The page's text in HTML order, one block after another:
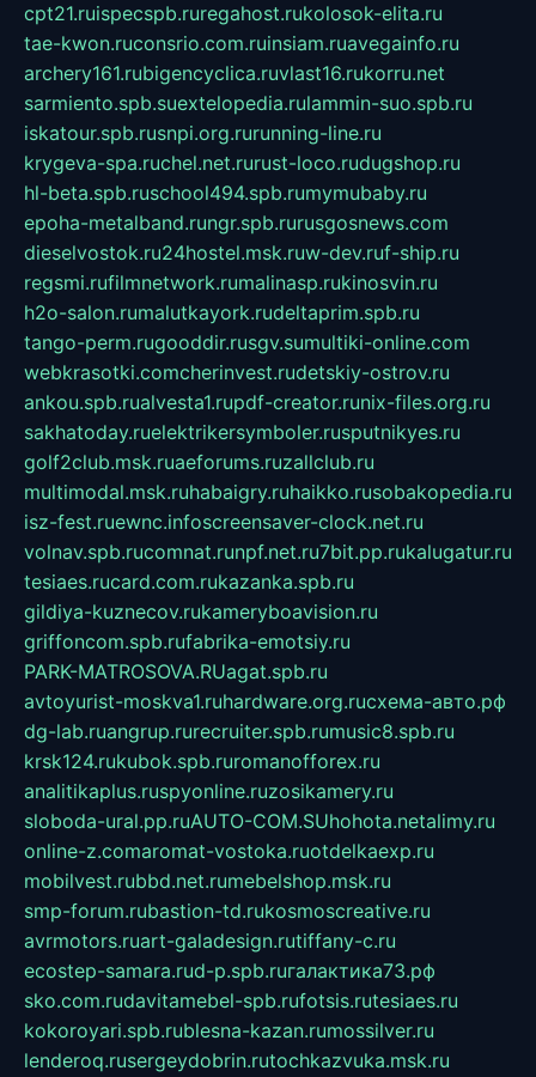
cpt21.ruispecspb.ruregahost.rukolosok-elita.ru
tae-kwon.ruconsrio.com.ruinsiam.ruavegainfo.ru
archery161.rubigencyclica.ruvlast16.rukorru.net
sarmiento.spb.suextelopedia.rulammin-suo.spb.ru
iskatour.spb.rusnpi.org.rurunning-line.ru
krygeva-spa.ruchel.net.rurust-loco.rudugshop.ru
hl-beta.spb.ruschool494.spb.rumymubaby.ru
epoha-metalband.rungr.spb.rurusgosnews.com
dieselvostok.ru24hostel.msk.ruw-dev.ruf-ship.ru
regsmi.rufilmnetwork.rumalinasp.rukinosvin.ru
h2o-salon.rumalutkayork.rudeltaprim.spb.ru
tango-perm.rugooddir.rusgv.sumultiki-online.com
webkrasotki.comcherinvest.rudetskiy-ostrov.ru
ankou.spb.rualvesta1.rupdf-creator.runix-files.org.ru
sakhatoday.ruelektrikersymboler.rusputnikyes.ru
golf2club.msk.ruaeforums.ruzallclub.ru
multimodal.msk.ruhabaigry.ruhaikko.rusobakopedia.ru
isz-fest.ruewnc.infoscreensaver-clock.net.ru
volnav.spb.rucomnat.runpf.net.ru7bit.pp.rukalugatur.ru
tesiaes.rucard.com.rukazanka.spb.ru
gildiya-kuznecov.rukameryboavision.ru
griffoncom.spb.rufabrika-emotsiy.ru
PARK-MATROSOVA.RUagat.spb.ru
avtoyurist-moskva1.ruhardware.org.ruсхема-авто.рф
dg-lab.ruangrup.rurecruiter.spb.rumusic8.spb.ru
krsk124.rukubok.spb.ruromanofforex.ru
analitikaplus.ruspyonline.ruzosikamery.ru
sloboda-ural.pp.ruAUTO-COM.SUhohota.netalimy.ru
online-z.comaromat-vostoka.ruotdelkaexp.ru
mobilvest.rubbd.net.rumebelshop.msk.ru
smp-forum.rubastion-td.rukosmoscreative.ru
avrmotors.ruart-galadesign.rutiffany-c.ru
ecostep-samara.rud-p.spb.ruгалактика73.рф
sko.com.rudavitamebel-spb.rufotsis.rutesiaes.ru
kokoroyari.spb.rublesna-kazan.rumossilver.ru
lenderoq.rusergeydobrin.rutochkazvuka.msk.ru